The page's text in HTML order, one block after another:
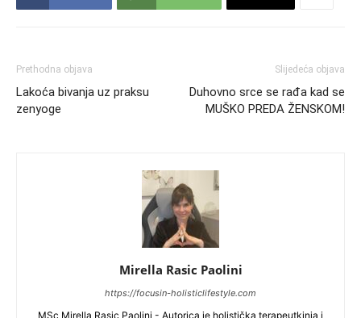
Prethodna objava
Lakoća bivanja uz praksu
zenyoge
Slijedeća objava
Duhovno srce se rađa kad se
MUŠKO PREDA ŽENSKOM!
Mirella Rasic Paolini
https://focusin-holisticlifestyle.com
MSc Mirella Rasic Paolini - Autorica je holistička terapeutkinja i